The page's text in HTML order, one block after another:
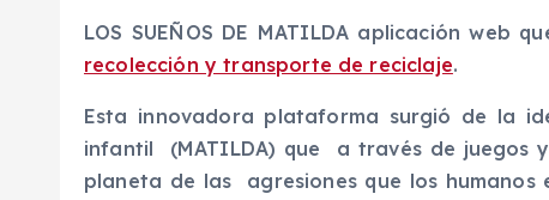
LOS SUEÑOS DE MATILDA aplicación web
recolección y transporte de reciclaje.
Esta innovadora plataforma surgió de la
infantil (MATILDA) que a través de juegos
planeta de las agresiones que los